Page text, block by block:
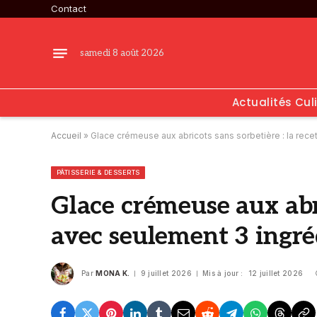
Contact
samedi 8 août 2026
Actualités
Accueil » Glace crémeuse aux abricots sans sorbetière : la
PÂTISSERIE & DESSERTS
Glace crémeuse aux
avec seulement 3
Par MONA K. 9 juillet 2026 Mis à jour : 12 juillet 2026